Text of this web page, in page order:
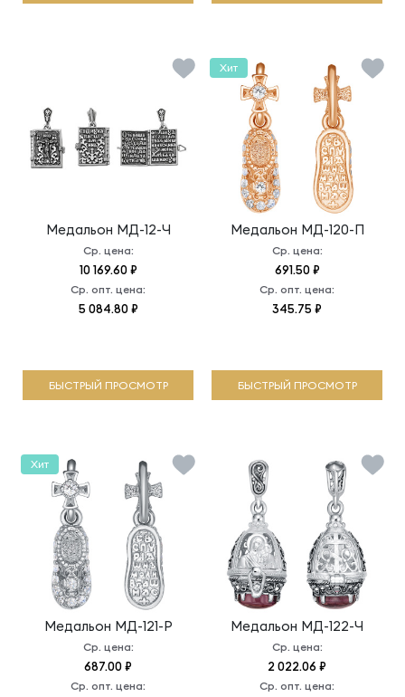
Медальон МД-12-Ч
Ср. цена:
10 169.60 ₽
Ср. опт. цена:
5 084.80 ₽
БЫСТРЫЙ ПРОСМОТР
Медальон МД-120-П
Ср. цена:
691.50 ₽
Ср. опт. цена:
345.75 ₽
Хит
БЫСТРЫЙ ПРОСМОТР
Медальон МД-121-Р
Ср. цена:
687.00 ₽
Ср. опт. цена:
Хит
Медальон МД-122-Ч
Ср. цена:
2 022.06 ₽
Ср. опт. цена: